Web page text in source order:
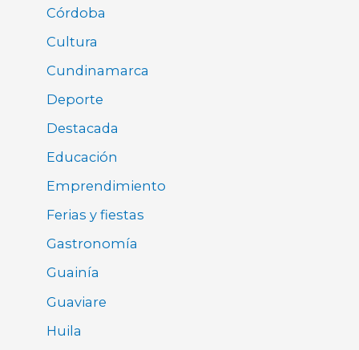
Córdoba
Cultura
Cundinamarca
Deporte
Destacada
Educación
Emprendimiento
Ferias y fiestas
Gastronomía
Guainía
Guaviare
Huila